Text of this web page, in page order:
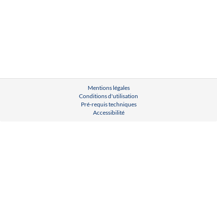
Mentions légales
Conditions d'utilisation
Pré-requis techniques
Accessibilité